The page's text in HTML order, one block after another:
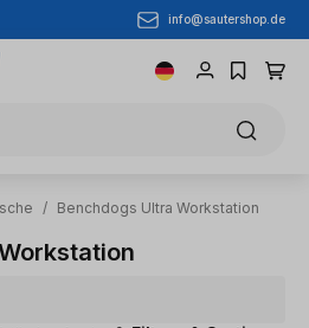
info@sautershop.de
/ Benchdogs Ultra Workstation